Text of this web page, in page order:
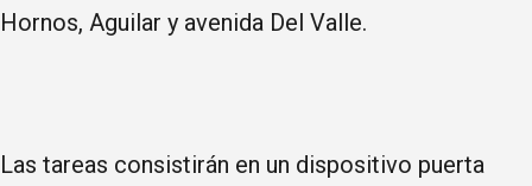
Hornos, Aguilar y avenida Del Valle.
Las tareas consistirán en un dispositivo puerta